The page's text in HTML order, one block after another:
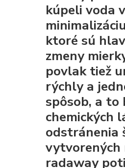
kúpeli voda
ktoré sú
zmeny
povlak tiež
rýchly a
spôsob, a to
chemických
odstránenia
vytvorených
radaway